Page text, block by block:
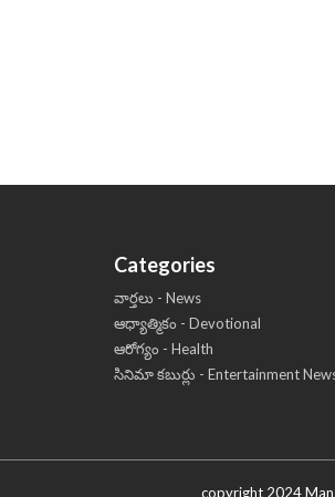
Categories
వార్తలు - News
ఆధ్యాత్మికం - Devotional
ఆరోగ్యం - Health
సినిమా కబుర్లు - Entertainment
copyright 2024